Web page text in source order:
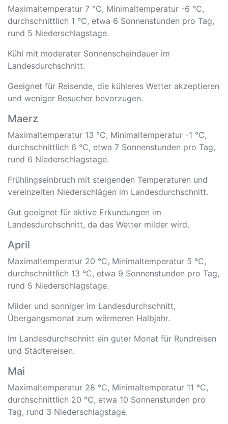
Maximaltemperatur 7 °C, Minimaltemperatur -6 °C,
durchschnittlich 1 °C, etwa 6 Sonnenstunden pro Tag,
rund 5 Niederschlagstage.
Kühl mit moderater Sonnenscheindauer im
Landesdurchschnitt.
Geeignet für Reisende, die kühleres Wetter akzeptieren
und weniger Besucher bevorzugen.
Maerz
Maximaltemperatur 13 °C, Minimaltemperatur -1 °C,
durchschnittlich 6 °C, etwa 7 Sonnenstunden pro Tag,
rund 6 Niederschlagstage.
Frühlingseinbruch mit steigenden Temperaturen und
vereinzelten Niederschlägen im Landesdurchschnitt.
Gut geeignet für aktive Erkundungen im
Landesdurchschnitt, da das Wetter milder wird.
April
Maximaltemperatur 20 °C, Minimaltemperatur 5 °C,
durchschnittlich 13 °C, etwa 9 Sonnenstunden pro Tag,
rund 5 Niederschlagstage.
Milder und sonniger im Landesdurchschnitt,
Übergangsmonat zum wärmeren Halbjahr.
Im Landesdurchschnitt ein guter Monat für Rundreisen
und Städtereisen.
Mai
Maximaltemperatur 28 °C, Minimaltemperatur 11 °C,
durchschnittlich 20 °C, etwa 10 Sonnenstunden pro
Tag, rund 3 Niederschlagstage.